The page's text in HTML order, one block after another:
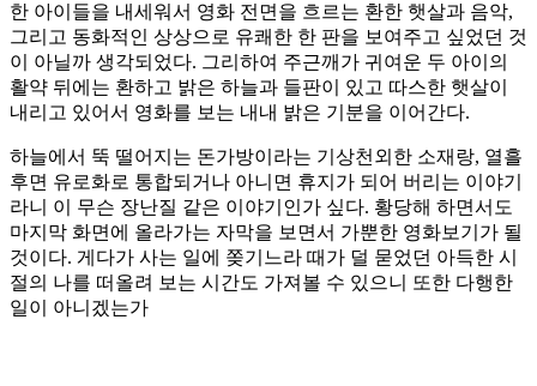
한 아이들을 내세워서 영화 전면을 흐르는 환한 햇살과 음악,
그리고 동화적인 상상으로 유쾌한 한 판을 보여주고 싶었던 것
이 아닐까 생각되었다. 그리하여 주근깨가 귀여운 두 아이의
활약 뒤에는 환하고 밝은 하늘과 들판이 있고 따스한 햇살이
내리고 있어서 영화를 보는 내내 밝은 기분을 이어간다.
하늘에서 뚝 떨어지는 돈가방이라는 기상천외한 소재랑, 열흘
후면 유로화로 통합되거나 아니면 휴지가 되어 버리는 이야기
라니 이 무슨 장난질 같은 이야기인가 싶다. 황당해 하면서도
마지막 화면에 올라가는 자막을 보면서 가뿐한 영화보기가 될
것이다. 게다가 사는 일에 쫒기느라 때가 덜 묻었던 아득한 시
절의 나를 떠올려 보는 시간도 가져볼 수 있으니 또한 다행한
일이 아니겠는가